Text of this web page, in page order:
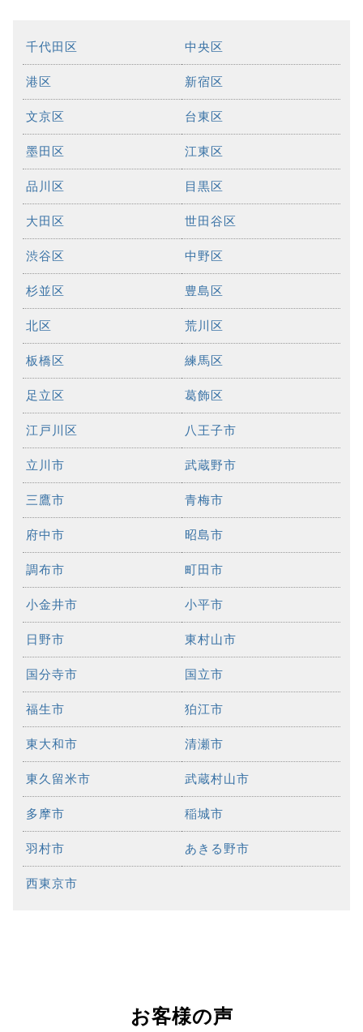
千代田区 中央区
港区 新宿区
文京区 台東区
墨田区 江東区
品川区 目黒区
大田区 世田谷区
渋谷区 中野区
杉並区 豊島区
北区 荒川区
板橋区 練馬区
足立区 葛飾区
江戸川区 八王子市
立川市 武蔵野市
三鷹市 青梅市
府中市 昭島市
調布市 町田市
小金井市 小平市
日野市 東村山市
国分寺市 国立市
福生市 狛江市
東大和市 清瀬市
東久留米市 武蔵村山市
多摩市 稲城市
羽村市 あきる野市
西東京市
お客様の声